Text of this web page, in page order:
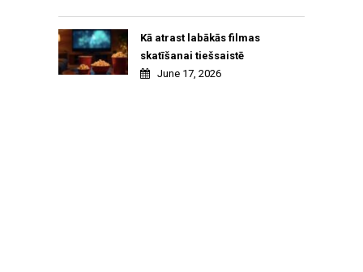
Kā atrast labākās filmas
skatīšanai tiešsaistē
June 17, 2026